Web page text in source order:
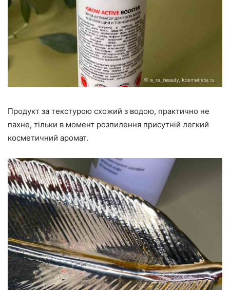
Продукт за текстурою схожий з водою, практично не
пахне, тільки в момент розпилення присутній легкий
косметичний аромат.